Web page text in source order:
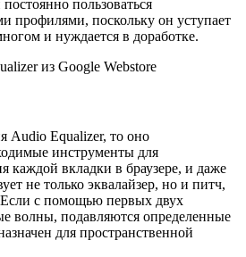
пользоваться
профилями, поскольку он уступает
и нуждается в доработке.
из Google Webstore
Audio Equalizer, то оно
инструменты для
каждой вкладки в браузере, и даже
не только эквалайзер, но и питч,
Если с помощью первых двух
волны, подавляются определенные
для пространственной